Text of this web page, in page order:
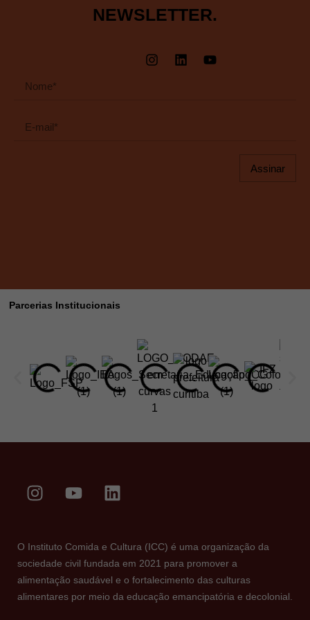
NEWSLETTER.
Assinar
Parcerias Institucionais
O Instituto Comida e Cultura (ICC) é uma organização da
sociedade civil fundada em 2021 para promover a
alimentação saudável e o fortalecimento das culturas
alimentares por meio da educação emancipatória e decolonial.